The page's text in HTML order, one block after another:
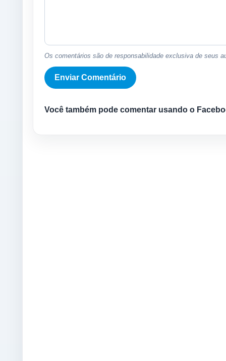
Os comentários são de responsabilidade exclusiva de seus
Você também pode comentar usando o